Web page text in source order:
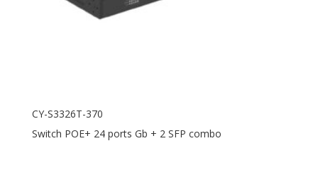
CY-S3326T-370
Switch POE+ 24 ports Gb + 2 SFP combo